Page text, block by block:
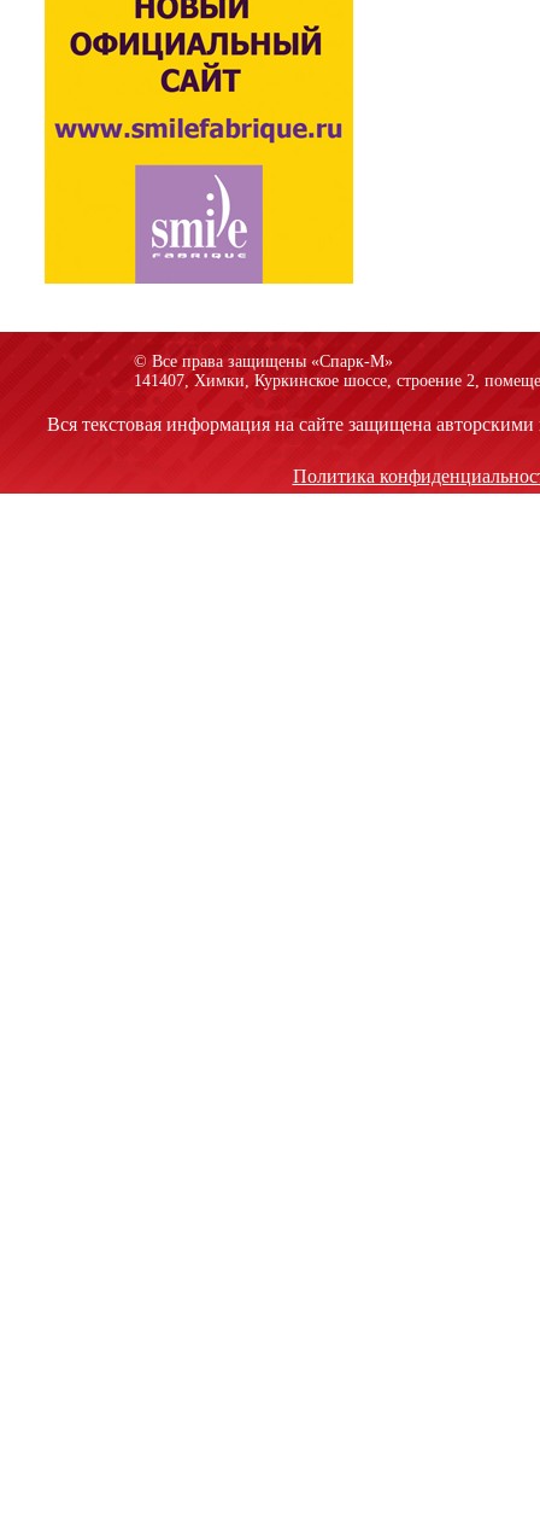
© Все права защищены «Спарк-M»
141407, Химки, Куркинское шоссе, строение 2,
Вся текстовая информация на сайте защищена
Политика